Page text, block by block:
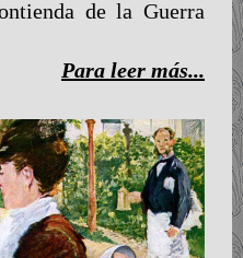
de la Guerra
Para leer más...